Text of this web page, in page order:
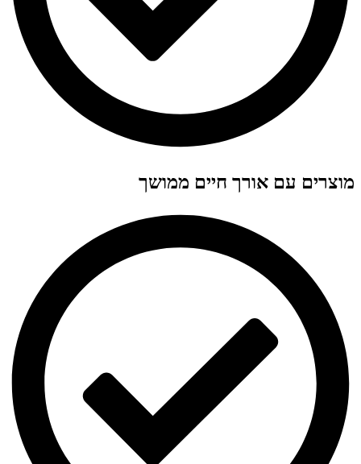
מוצרים עם אורך חיים ממושך